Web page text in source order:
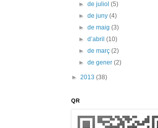
►de juliol(5)
►de juny(4)
►de maig(3)
►d’abril(10)
►de març(2)
►de gener(2)
► 2013 (38)
QR